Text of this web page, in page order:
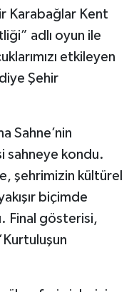
Karabağlar Kent
adlı oyun ile
etkileyen
Şehir
Sahne’nin
sahneye kondu.
şehrimizin kültürel
biçimde
Final gösterisi,